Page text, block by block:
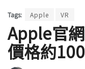
Tags: Apple VR
Apple官
價格約